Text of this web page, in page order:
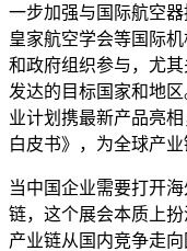
一步加强与国际航空
皇家航空学会等国际
和政府组织参与，尤
发达的目标国家和地
业计划携最新产品亮
白皮书》，为全球产业
当中国企业需要打开
链，这个展会本质上
产业链从国内竞争走